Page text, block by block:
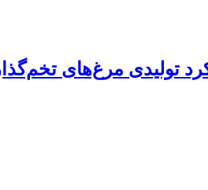
تولیدی مرغ‌های